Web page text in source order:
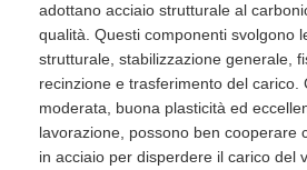
adottano acciaio strutturale al
qualità. Questi componenti svolgono
strutturale, stabilizzazione generale,
recinzione e trasferimento del carico.
moderata, buona plasticità ed
lavorazione, possono ben cooperare
in acciaio per disperdere il carico del